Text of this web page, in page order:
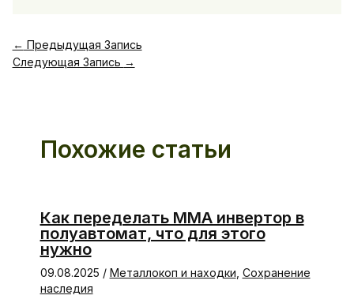
← Предыдущая Запись
Следующая Запись →
Похожие статьи
Как переделать ММА инвертор в
полуавтомат, что для этого
нужно
09.08.2025 / Металлокоп и находки Сохранение
наследия